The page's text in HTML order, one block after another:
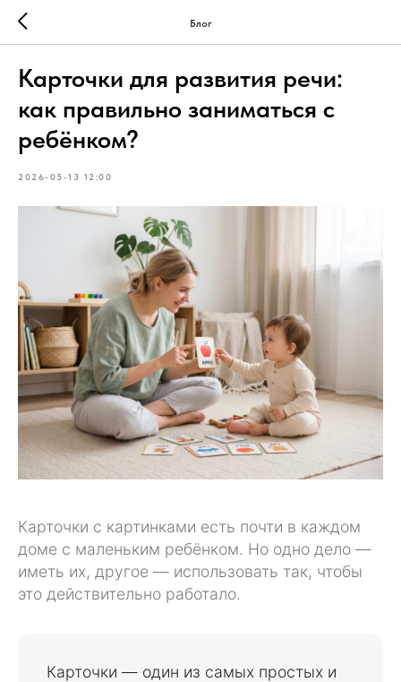
Блог
Карточки для развития речи:
как правильно заниматься с
ребёнком?
2026-05-13 12:00
Карточки с картинками есть почти в каждом
доме с маленьким ребёнком. Но одно дело —
иметь их, другое — использовать так, чтобы
это действительно работало.
Карточки — один из самых простых и